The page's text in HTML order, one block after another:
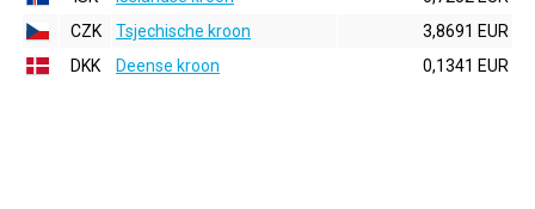
CZK
Tsjechische kroon
3,8691 EUR
DKK
Deense kroon 0,1341 EUR